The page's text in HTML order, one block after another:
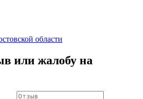
области
или жалобу на